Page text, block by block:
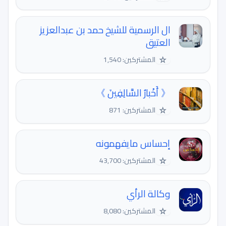
ال الرسمية للشيخ حمد بن عبدالعزيز
العتيق
☆ المشتركين: 1,540
《 أَخْبارُ السَّالِفِينَ 》
☆ المشتركين: 871
إحساس مايفهمونه
☆ المشتركين: 43,700
وكالة الرأي
☆ المشتركين: 8,080